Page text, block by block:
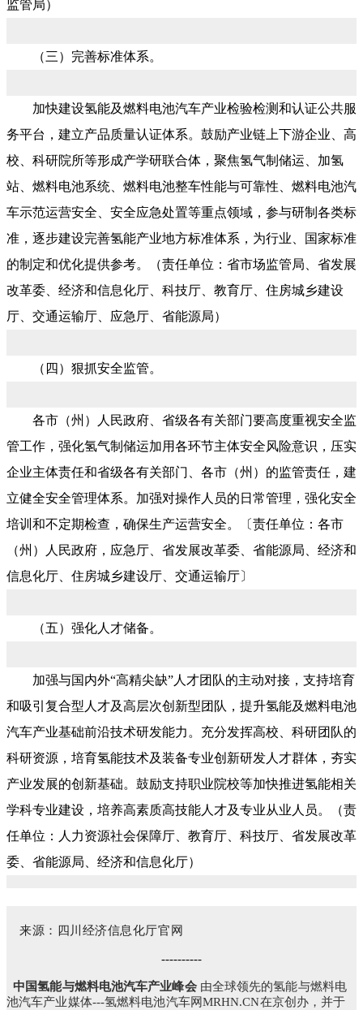
监管局）
（三）完善标准体系。
加快建设氢能及燃料电池汽车产业检验检测和认证公共服
务平台，建立产品质量认证体系。鼓励产业链上下游企业、高
校、科研院所等形成产学研联合体，聚焦氢气制储运、加氢
站、燃料电池系统、燃料电池整车性能与可靠性、燃料电池汽
车示范运营安全、安全应急处置等重点领域，参与研制各类标
准，逐步建设完善氢能产业地方标准体系，为行业、国家标准
的制定和优化提供参考。（责任单位：省市场监管局、省发展
改革委、经济和信息化厅、科技厅、教育厅、住房城乡建设
厅、交通运输厅、应急厅、省能源局）
（四）狠抓安全监管。
各市（州）人民政府、省级各有关部门要高度重视安全监
管工作，强化氢气制储运加用各环节主体安全风险意识，压实
企业主体责任和省级各有关部门、各市（州）的监管责任，建
立健全安全管理体系。加强对操作人员的日常管理，强化安全
培训和不定期检查，确保生产运营安全。〔责任单位：各市
（州）人民政府，应急厅、省发展改革委、省能源局、经济和
信息化厅、住房城乡建设厅、交通运输厅〕
（五）强化人才储备。
加强与国内外“高精尖缺”人才团队的主动对接，支持培育
和吸引复合型人才及高层次创新型团队，提升氢能及燃料电池
汽车产业基础前沿技术研发能力。充分发挥高校、科研团队的
科研资源，培育氢能技术及装备专业创新研发人才群体，夯实
产业发展的创新基础。鼓励支持职业院校等加快推进氢能相关
学科专业建设，培养高素质高技能人才及专业从业人员。（责
任单位：人力资源社会保障厅、教育厅、科技厅、省发展改革
委、省能源局、经济和信息化厅）
来源：四川经济信息化厅官网
----------
中国氢能与燃料电池汽车产业峰会 由全球领先的氢能与燃料电
池汽车产业媒体---氢燃料电池汽车网MRHN.CN在京创办，并于